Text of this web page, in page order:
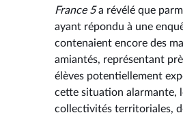
France 5a révélé que
ayant répondu à une
contenaient encore des
amiantés, représentant
élèves potentiellement
cette situation alarmante,
collectivités territoriales,